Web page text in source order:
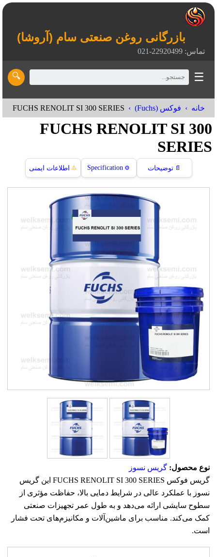
بازرگانی روغن صنعتی سام (آروشا)
تماس: 22920499-021
☰
🔍
خانه فوکس (Fuchs) FUCHS RENOLIT SI 300 SERIES
FUCHS RENOLIT SI 300
SERIES
📄 توضیحات ⚙️
Specification
⚠️ اطلاعات ایمنی
نوع محصول: گریس نسوز
گریس فوکس FUCHS RENOLIT SI 300 SERIES این گریس
نسوز با عملکرد عالی در شرایط دمایی بالا، حفاظت مؤثری از
سطوح سایشی ارائه می‌دهد و به طول عمر تجهیزات صنعتی
کمک می‌کند. مناسب برای ماشین‌آلات و مکانیزم‌های تحت فشار
است.